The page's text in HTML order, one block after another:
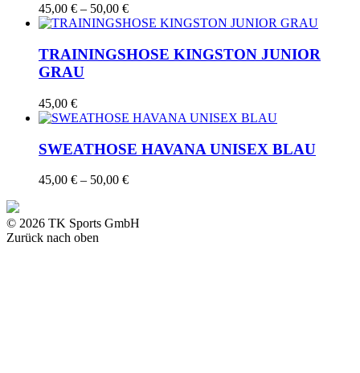
45,00 € – 50,00 €Preisspanne:
45,00 €
50,00 €
TRAININGSHOSE KINGSTON JUNIOR
GRAU
45,00 €
SWEATHOSE HAVANA UNISEX BLAU
45,00 € – 50,00 €Preisspanne:
50,00 €
© 2026 TK Sports GmbH
Zurück nach oben